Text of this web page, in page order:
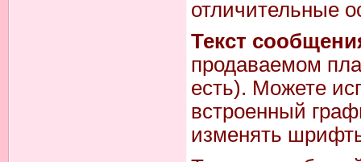
отличительные
Текст
продаваемом
есть). Можете
встроенный
изменять